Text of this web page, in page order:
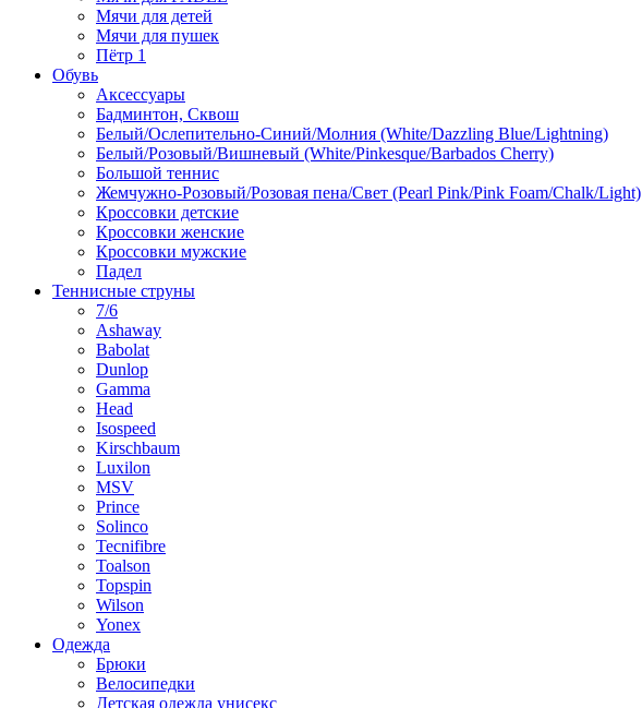
Мячи для детей
Мячи для пушек
Пётр 1
Обувь
Аксессуары
Бадминтон, Сквош
Белый/Ослепительно-Синий/Молния (White/Dazzling Blue/Lightning)
Белый/Розовый/Вишневый (White/Pinkesque/Barbados Cherry)
Большой теннис
Жемчужно-Розовый/Розовая пена/Свет (Pearl Pink/Pink Foam/Chalk/Light)
Кроссовки детские
Кроссовки женские
Кроссовки мужские
Падел
Теннисные струны
7/6
Ashaway
Babolat
Dunlop
Gamma
Head
Isospeed
Kirschbaum
Luxilon
MSV
Prince
Solinco
Tecnifibre
Toalson
Topspin
Wilson
Yonex
Одежда
Брюки
Велосипедки
Детская одежда унисекс